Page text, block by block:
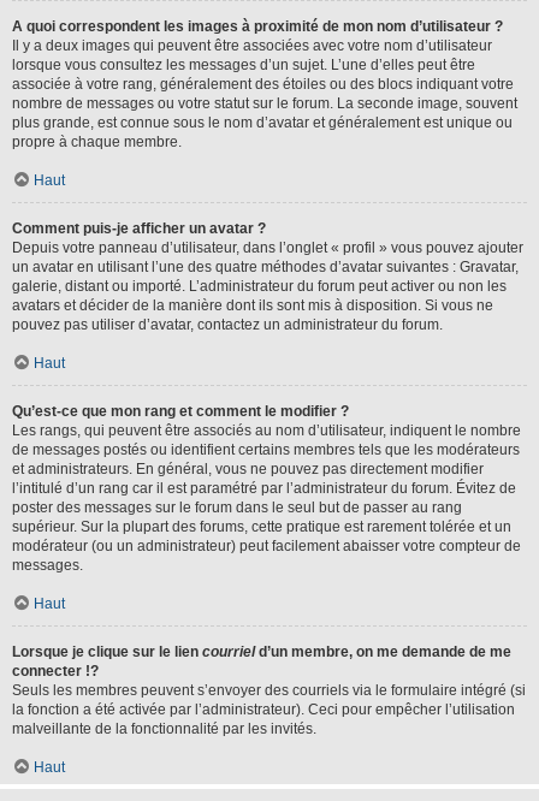
A quoi correspondent les images à proximité de mon nom d’utilisateur ?
Il y a deux images qui peuvent être associées avec votre nom d’utilisateur
lorsque vous consultez les messages d’un sujet. L’une d’elles peut être
associée à votre rang, généralement des étoiles ou des blocs indiquant votre
nombre de messages ou votre statut sur le forum. La seconde image, souvent
plus grande, est connue sous le nom d’avatar et généralement est unique ou
propre à chaque membre.
Haut
Comment puis-je afficher un avatar ?
Depuis votre panneau d’utilisateur, dans l’onglet « profil » vous pouvez ajouter
un avatar en utilisant l’une des quatre méthodes d’avatar suivantes : Gravatar,
galerie, distant ou importé. L’administrateur du forum peut activer ou non les
avatars et décider de la manière dont ils sont mis à disposition. Si vous ne
pouvez pas utiliser d’avatar, contactez un administrateur du forum.
Haut
Qu’est-ce que mon rang et comment le modifier ?
Les rangs, qui peuvent être associés au nom d’utilisateur, indiquent le nombre
de messages postés ou identifient certains membres tels que les modérateurs
et administrateurs. En général, vous ne pouvez pas directement modifier
l’intitulé d’un rang car il est paramétré par l’administrateur du forum. Évitez de
poster des messages sur le forum dans le seul but de passer au rang
supérieur. Sur la plupart des forums, cette pratique est rarement tolérée et un
modérateur (ou un administrateur) peut facilement abaisser votre compteur de
messages.
Haut
Lorsque je clique sur le lien courrield’un membre, on me demande de me
connecter !?
Seuls les membres peuvent s’envoyer des courriels via le formulaire intégré (si
la fonction a été activée par l’administrateur). Ceci pour empêcher l’utilisation
malveillante de la fonctionnalité par les invités.
Haut